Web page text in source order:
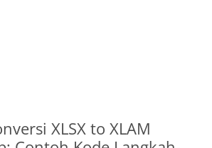
XLSX to XLAM